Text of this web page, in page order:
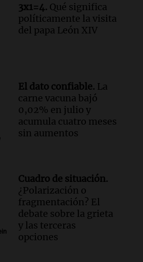
3x1=4. Qué significa
políticamente la visita
del papa León XIV
El dato confiable. La
carne vacuna bajó
0,02% en julio y
acumula cuatro meses
sin aumentos
Cuadro de situación.
¿Polarización o
fragmentación? El
debate sobre la grieta
y las terceras
opciones